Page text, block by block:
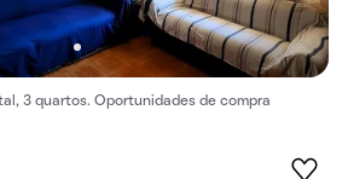
3 quartos. Oportunidades de compra